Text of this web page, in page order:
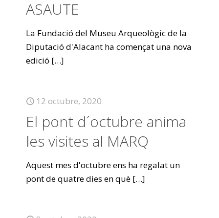
ASAUTE
La Fundació del Museu Arqueològic de la
Diputació d'Alacant ha començat una nova
edició […]
12 octubre, 2020
El pont d´octubre anima
les visites al MARQ
Aquest mes d'octubre ens ha regalat un
pont de quatre dies en què […]